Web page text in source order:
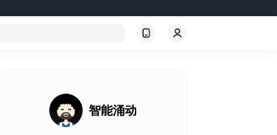
智能涌动